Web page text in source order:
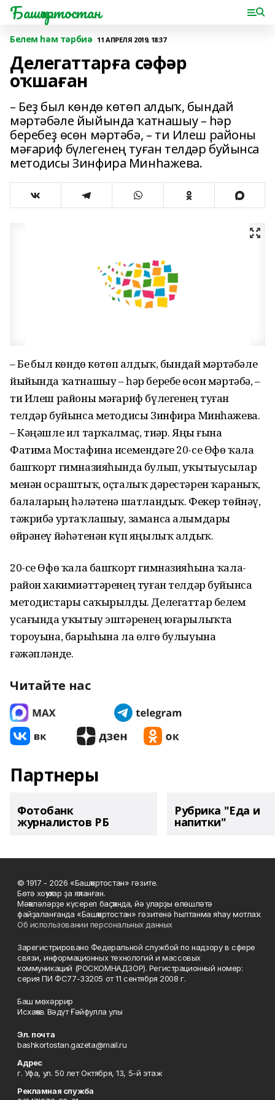
Башҡортостан
Белем һәм тәрбиә 11 АПРЕЛЯ 2019, 18:37
Делегаттарға сәфәр
оҡшаған
– Беҙ был көндө көтөп алдыҡ, бындай
мәртәбәле йыйында ҡатнашыу – һәр
беребеҙ өсөн мәртәбә, – ти Илеш районы
мәғариф бүлегенең туған телдәр буйынса
методисы Зинфира Минһажева.
– Беҙ был көндө көтөп алдыҡ, бындай мәртәбәле
йыйында ҡатнашыу – һәр беребеҙ өсөн мәртәбә, –
ти Илеш районы мәғариф бүлегенең туған
телдәр буйынса методисы Зинфира Минһажева.
– Кәңәшле ил тарҡалмаҫ, тиҙәр. Яңы ғына
Фатима Мостафина исемендәге 20-се Өфө ҡала
башҡорт гимназияһында булып, уҡытыусылар
менән осраштыҡ, оҫталыҡ дәрестәрен ҡараныҡ,
балаларҙың һәләтенә шатландыҡ. Фекер төйнәү,
тәжрибә уртаҡлашыу, заманса алымдарҙы
өйрәнеү йәһәтенән күп яңылыҡ алдыҡ.
20-се Өфө ҡала башҡорт гимназияһына ҡала-
район хакимиәттәренең туған телдәр буйынса
методистары саҡырылды. Делегаттар белем
усағында уҡытыу эштәренең юғарылыҡта
тороуына, барыһына ла өлгө булыуына
ғәжәпләнде.
Читайте нас
Партнеры
Фотобанк
журналистов РБ
Рубрика "Еда и
напитки"
© 1917 - 2026 «Башҡортостан» гәзите.
Бөтә хоҡуҡтар ҙа яҡланған.
Мәҡәләләрҙе күсереп баҫҡанда, йә уларҙы өлөшләтә
файҙаланғанда «Башҡортостан» гәзитенә һылтанма яһау мотлаҡ.
Об использовании персональных данных
Зарегистрировано Федеральной службой по надзору в сфере
связи, информационных технологий и массовых
коммуникаций (РОСКОМНАДЗОР). Регистрационный номер:
серия ПИ ФС77-33205 от 11 сентября 2008 г.
Баш мөхәррир
Исхаҡов Вәдүт Ғәйфулла улы
Эл. почта
bashkortostan.gazeta@mail.ru
Адрес
г. Уфа, ул. 50 лет Октября, 13, 5-й этаж
Рекламная служба